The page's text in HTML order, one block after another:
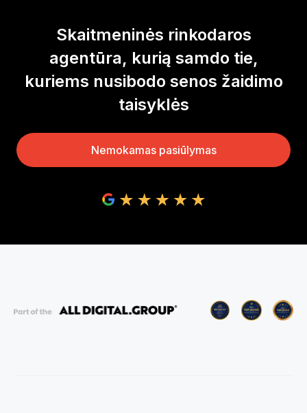
Skaitmeninės rinkodaros
agentūra, kurią samdo tie,
kuriems nusibodo senos žaidimo
taisyklės
Nemokamas pasiūlymas